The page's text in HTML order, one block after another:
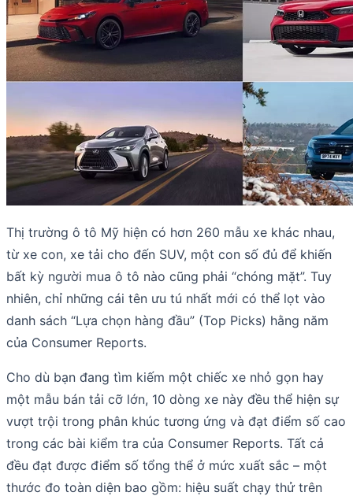
Thị trường ô tô Mỹ hiện có hơn 260 mẫu xe khác nhau,
từ xe con, xe tải cho đến SUV, một con số đủ để khiến
bất kỳ người mua ô tô nào cũng phải “chóng mặt”. Tuy
nhiên, chỉ những cái tên ưu tú nhất mới có thể lọt vào
danh sách “Lựa chọn hàng đầu” (Top Picks) hằng năm
của Consumer Reports.
Cho dù bạn đang tìm kiếm một chiếc xe nhỏ gọn hay
một mẫu bán tải cỡ lớn, 10 dòng xe này đều thể hiện sự
vượt trội trong phân khúc tương ứng và đạt điểm số cao
trong các bài kiểm tra của Consumer Reports. Tất cả
đều đạt được điểm số tổng thể ở mức xuất sắc – một
thước đo toàn diện bao gồm: hiệu suất chạy thử trên